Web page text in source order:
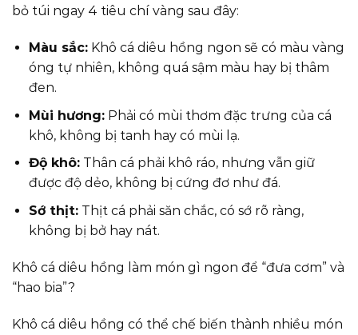
bỏ túi ngay 4 tiêu chí vàng sau đây:
Màu sắc:Khô cá diêu hồng ngon sẽ có màu vàng
óng tự nhiên, không quá sậm màu hay bị thâm
đen.
Mùi hương:Phải có mùi thơm đặc trưng của cá
khô, không bị tanh hay có mùi lạ.
Độ khô:Thân cá phải khô ráo, nhưng vẫn giữ
được độ dẻo, không bị cứng đơ như đá.
Sớ thịt:Thịt cá phải săn chắc, có sớ rõ ràng,
không bị bở hay nát.
Khô cá diêu hồng làm món gì ngon để “đưa cơm” và
“hao bia”?
Khô cá diêu hồng có thể chế biến thành nhiều món